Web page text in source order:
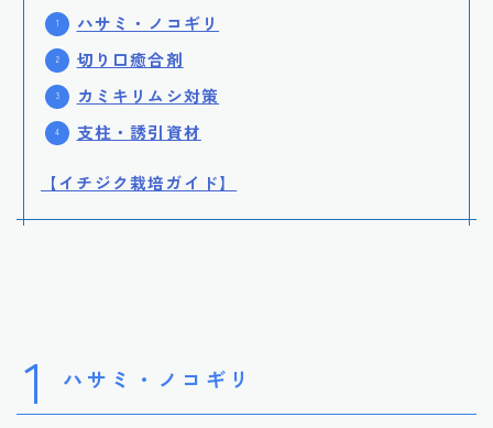
ハサミ・ノコギリ
切り口癒合剤
カミキリムシ対策
支柱・誘引資材
【イチジク栽培ガイド】
1 ハサミ・ノコギリ